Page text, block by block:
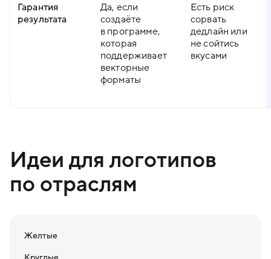
Гарантия
результата
Да, если
создаёте
в программе,
которая
поддерживает
векторные
форматы
Есть риск
сорвать
дедлайн или
не сойтись
вкусами
Идеи для логотипов
по отраслям
Желтые